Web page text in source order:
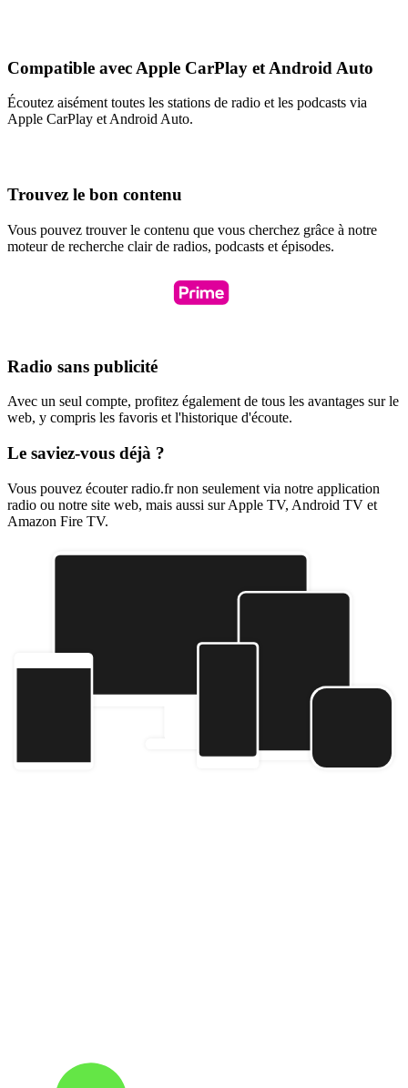
Compatible avec Apple CarPlay et Android Auto
Écoutez aisément toutes les stations de radio et les podcasts via
Apple CarPlay et Android Auto.
Trouvez le bon contenu
Vous pouvez trouver le contenu que vous cherchez grâce à notre
moteur de recherche clair de radios, podcasts et épisodes.
Radio sans publicité
Avec un seul compte, profitez également de tous les avantages sur le
web, y compris les favoris et l'historique d'écoute.
Le saviez-vous déjà ?
Vous pouvez écouter radio.fr non seulement via notre application
radio ou notre site web, mais aussi sur Apple TV, Android TV et
Amazon Fire TV.